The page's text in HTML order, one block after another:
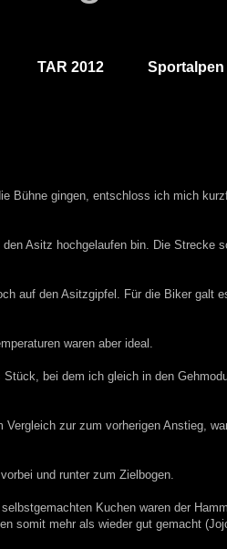
TAR 2012 Sportalpen
Bühne gingen, entschloss ich mich
Asitz hochgelaufen bin. Die Strecke
auf den Asitzgipfel. Für die Biker galt
waren aber ideal.
bei dem ich gleich in den
zur zum vorherigen Anstieg,
und runter zum Zielbogen.
Kuchen waren der
somit mehr als wieder gut gemacht